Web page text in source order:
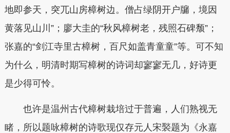
地即参天，突兀山房樟树边。僧占绿阴开户牖，境因
黄落见山川”；廖大圭的“秋风樟树老，残照石碑颓”；
张嘉的“剑江寺里古樟树，百尺如盖青童童”等。可不知
为什么，明清时期写樟树的诗词却寥寥无几，好诗更
是少得可怜。
也许是温州古代樟树栽培过于普遍，人们熟视无
睹，所以题咏樟树的诗歌现仅存元人宋褧题为《永嘉